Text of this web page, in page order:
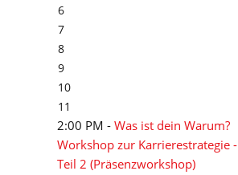
6
7
8
9
10
11
2:00 PM - Was ist dein Warum?
Workshop zur Karrierestrategie -
Teil 2 (Präsenzworkshop)